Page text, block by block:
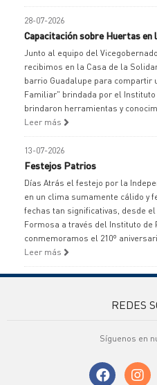
28-07-2026
Capacitación sobre Huertas en
Junto al equipo del
recibimos en la Casa de la
barrio Guadalupe para compartir
Familiar" brindada por el Instituto
brindaron herramientas y
Leer más
13-07-2026
Festejos Patrios
Días Atrás el festejo por la
en un clima sumamente cálido y
fechas tan significativas, desde
Formosa a través del Instituto de
conmemoramos el 210º
Leer más
REDES
Síguenos en